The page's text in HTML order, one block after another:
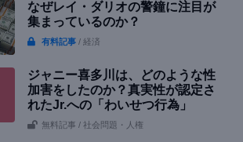
なぜレイ・ダリオの警鐘に注目が
集まっているのか？
有料記事 / 経済
ジャニー喜多川は、どのような性
加害をしたのか？真実性が認定さ
れたJr.への「わいせつ行為」
無料記事 / 社会問題・人権